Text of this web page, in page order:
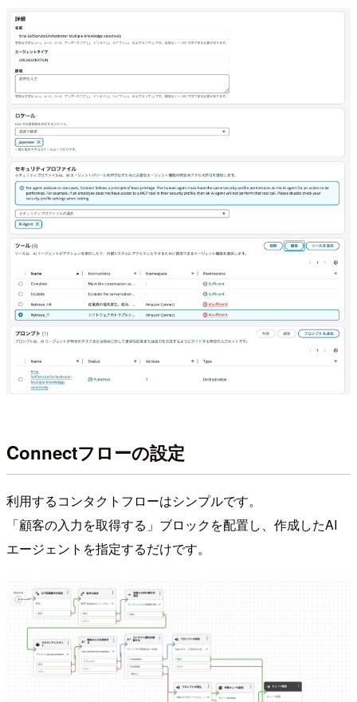
Connectフローの設定
利用するコンタクトフローはシンプルです。
「顧客の入力を取得する」ブロックを配置し、作成したAI
エージェントを指定するだけです。